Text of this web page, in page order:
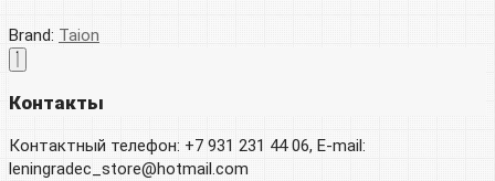
Brand: Taion
Контакты
Контактный телефон: +7 931 231 44 06, E-mail:
leningradec_store@hotmail.com